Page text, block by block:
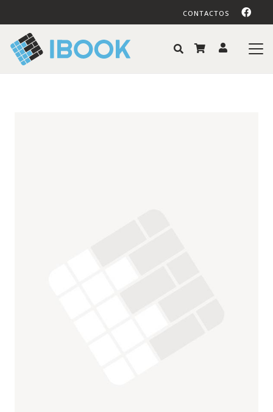
CONTACTOS